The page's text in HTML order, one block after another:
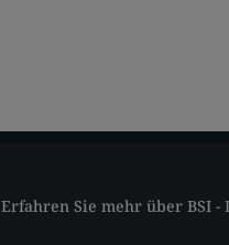
Erfahren Sie mehr über BSI -